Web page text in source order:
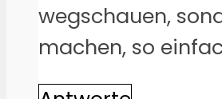
wegschauen,
machen, so